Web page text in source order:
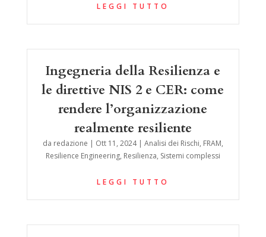
LEGGI TUTTO
Ingegneria della Resilienza e
le direttive NIS 2 e CER: come
rendere l’organizzazione
realmente resiliente
da redazione | Ott 11, 2024| Analisi dei Rischi, FRAM,
Resilience Engineering, Resilienza, Sistemi complessi
LEGGI TUTTO